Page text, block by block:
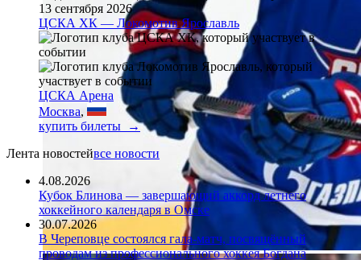
13 сентября 2026
ЦСКА ХК — Локомотив Ярославль
ЦСКА Арена
Москва,
купить билеты →
Лента новостейвсе новости
4.08.2026
Кубок Блинова — завершающий аккорд летнего
хоккейного календаря в Омске
30.07.2026
В Череповце состоялся гала-матч, посвящённый
проводам из профессионального хоккея Богдана